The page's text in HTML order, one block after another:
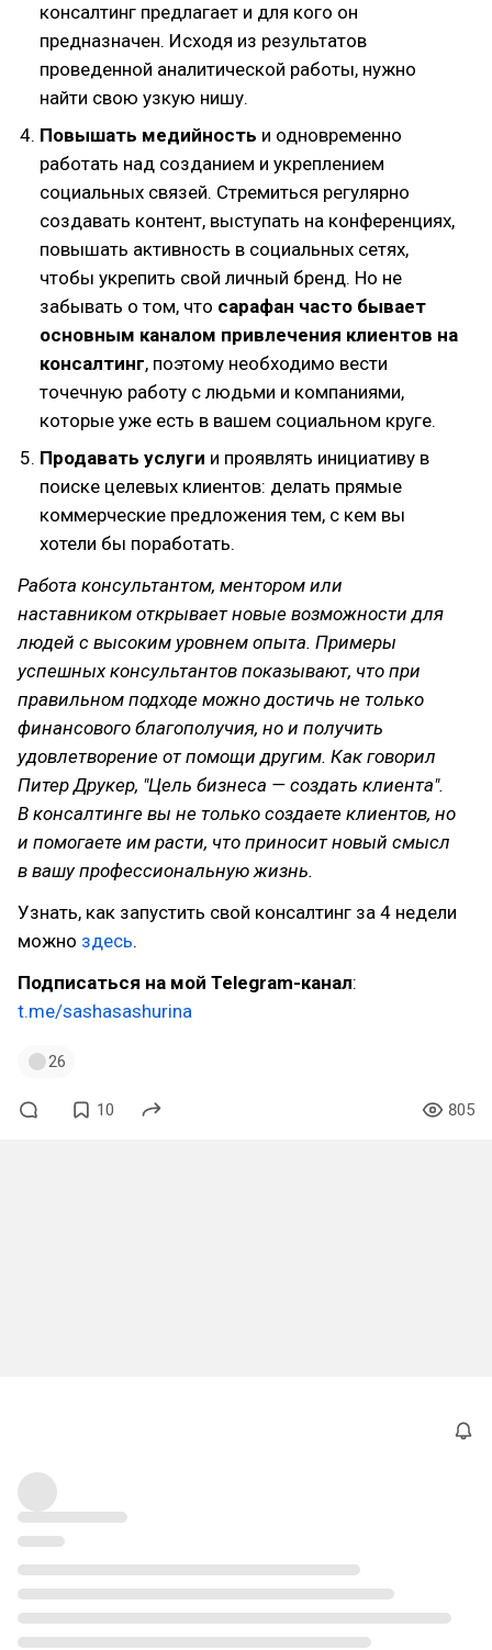
консалтинг предлагает и для кого он
предназначен. Исходя из результатов
проведенной аналитической работы, нужно
найти свою узкую нишу.
Повышать медийность и одновременно
работать над созданием и укреплением
социальных связей. Стремиться регулярно
создавать контент, выступать на конференциях,
повышать активность в социальных сетях,
чтобы укрепить свой личный бренд. Но не
забывать о том, что сарафан часто бывает
основным каналом привлечения клиентов на
консалтинг, поэтому необходимо вести
точечную работу с людьми и компаниями,
которые уже есть в вашем социальном круге.
Продавать услуги и проявлять инициативу в
поиске целевых клиентов: делать прямые
коммерческие предложения тем, с кем вы
хотели бы поработать.
Работа консультантом, ментором или
наставником открывает новые возможности для
людей с высоким уровнем опыта. Примеры
успешных консультантов показывают, что при
правильном подходе можно достичь не только
финансового благополучия, но и получить
удовлетворение от помощи другим. Как говорил
Питер Друкер, "Цель бизнеса — создать клиента".
В консалтинге вы не только создаете клиентов, но
и помогаете им расти, что приносит новый смысл
в вашу профессиональную жизнь.
Узнать, как запустить свой консалтинг за 4 недели
можно здесь.
Подписаться на мой Telegram-канал:
t.me/sashasashurina
26
10 805